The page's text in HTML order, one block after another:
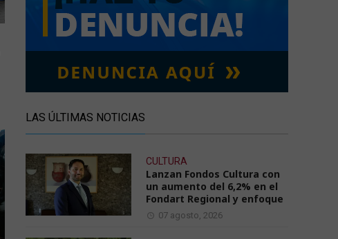
LAS ÚLTIMAS NOTICIAS
CULTURA
Lanzan Fondos Cultura con
un aumento del 6,2% en el
Fondart Regional y enfoque
07 agosto, 2026